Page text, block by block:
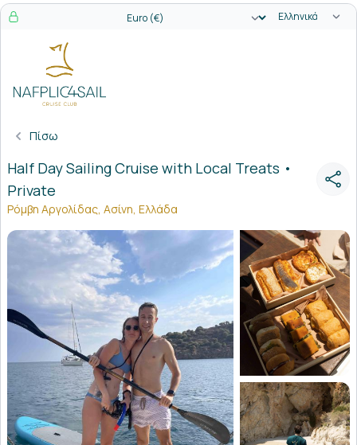
Επιλογή νομίσματος Επιλογή
Πίσω
Half Day Sailing Cruise with Local Treats •
Private
Ρόμβη Αργολίδας, Ασίνη, Ελλάδα